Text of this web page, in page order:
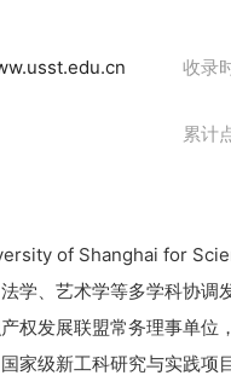
收录
累计
of Shanghai for
学、艺术学等多学科协
权发展联盟常务理事单位
家级新工科研究与实践项